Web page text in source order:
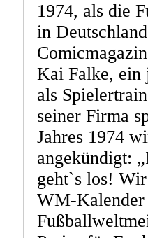
1974, als die
in
Kai Falke, ein
als
seiner Firma
Jahres 1974
angekündigt:
geht`s los!
WM-